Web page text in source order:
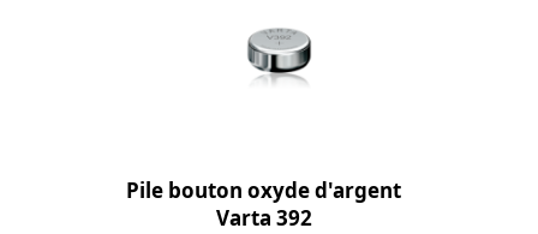
Pile bouton oxyde d'argent
Varta 392